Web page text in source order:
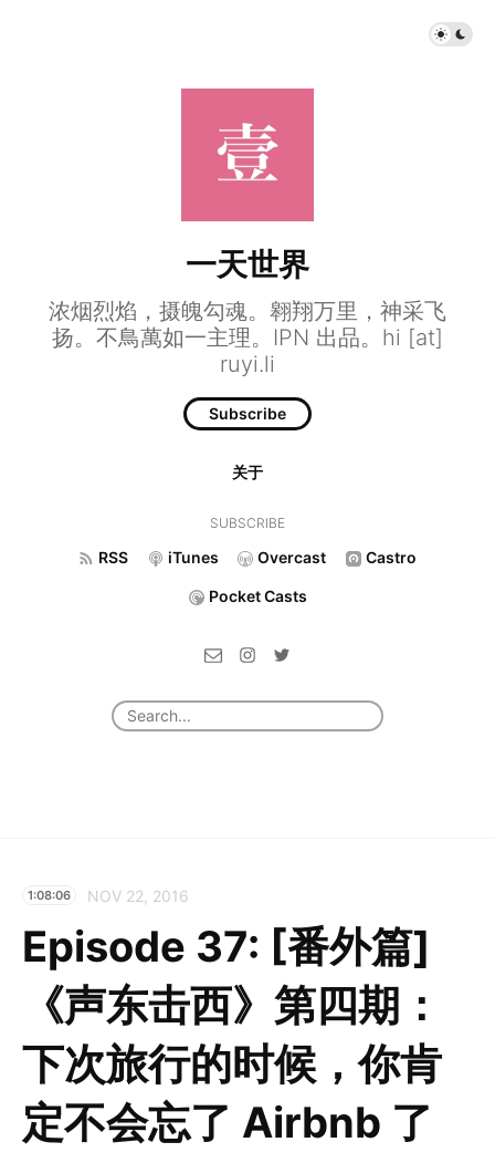
一天世界
浓烟烈焰，摄魄勾魂。翱翔万里，神采飞
扬。不鳥萬如一主理。IPN 出品。hi [at]
ruyi.li
Subscribe
关于
SUBSCRIBE
RSS iTunes Overcast Castro
Pocket Casts
1:08:06 NOV 22, 2016
Episode 37: [番外篇]
《声东击西》第四期：
下次旅行的时候，你肯
定不会忘了 Airbnb 了